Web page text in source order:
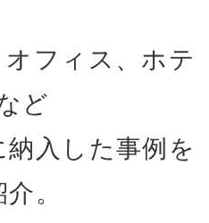
フィス、ホテ
ど
入した事例を
。